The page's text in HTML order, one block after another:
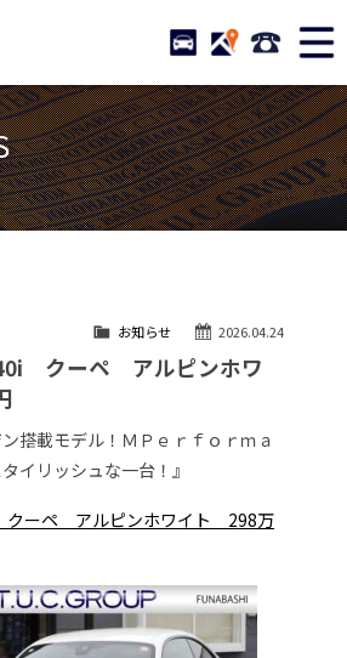
TUCグループ BMW専門 船
STOCK ACCESS 047-
在庫リスト
店舗紹介
アクセスマップ
自動車保険
スタッフblog
2026.04.24
お知らせ
クーペ アルピンホワ
ン搭載モデル！ＭＰｅｒｆｏｒｍａ
イリッシュな一台！』
ーペ アルピンホワイト 298万